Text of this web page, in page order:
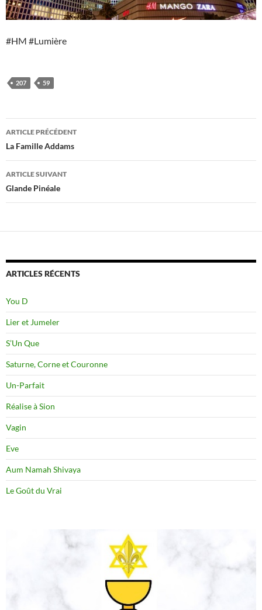
#HM #Lumière
207 59
Navigation
des
articles
ARTICLE PRÉCÉDENT
La Famille Addams
ARTICLE SUIVANT
Glande Pinéale
ARTICLES RÉCENTS
You D
Lier et Jumeler
S’Un Que
Saturne, Corne et Couronne
Un-Parfait
Réalise à Sion
Vagin
Eve
Aum Namah Shivaya
Le Goût du Vrai